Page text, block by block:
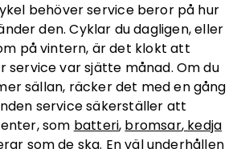
behöver service beror på hur
den. Cyklar du dagligen, eller
på vintern, är det klokt att
service var sjätte månad. Om du
sällan, räcker det med en gång
service säkerställer att
som batteri, bromsar, kedja
som de ska. En väl underhållen